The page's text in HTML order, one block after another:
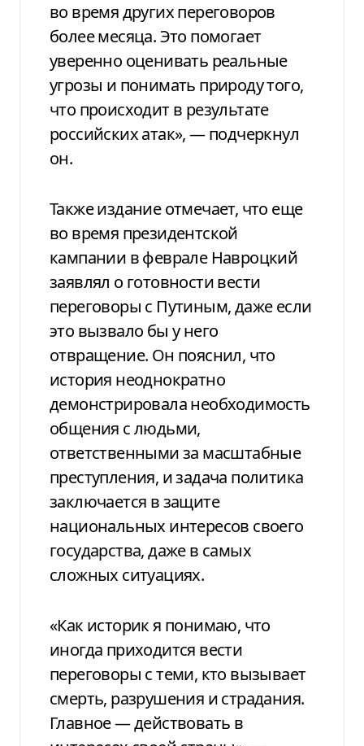
во время других переговоров
более месяца. Это помогает
уверенно оценивать реальные
угрозы и понимать природу того,
что происходит в результате
российских атак», — подчеркнул
он.
Также издание отмечает, что еще
во время президентской
кампании в феврале Навроцкий
заявлял о готовности вести
переговоры с Путиным, даже если
это вызвало бы у него
отвращение. Он пояснил, что
история неоднократно
демонстрировала необходимость
общения с людьми,
ответственными за масштабные
преступления, и задача политика
заключается в защите
национальных интересов своего
государства, даже в самых
сложных ситуациях.
«Как историк я понимаю, что
иногда приходится вести
переговоры с теми, кто вызывает
смерть, разрушения и страдания.
Главное — действовать в